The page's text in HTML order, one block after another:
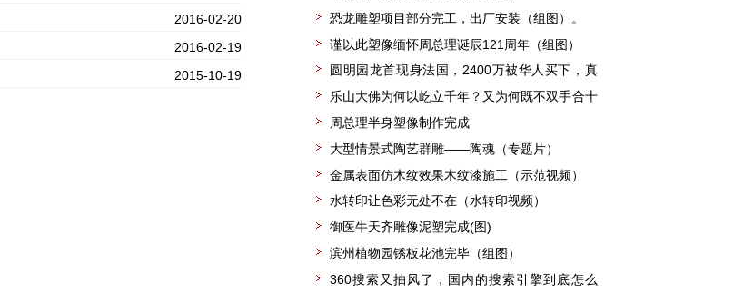
2016-02-20
2016-02-19
2015-10-19
恐龙雕塑项目部分完工，出厂安装（组图）。
谨以此塑像缅怀周总理诞辰121周年（组图）
圆明园龙首现身法国，2400万被华人买下，真
假难辨。
乐山大佛为何以屹立千年？又为何既不双手合十
也不打坐呢？
周总理半身塑像制作完成
大型情景式陶艺群雕——陶魂（专题片）
金属表面仿木纹效果木纹漆施工（示范视频）
水转印让色彩无处不在（水转印视频）
御医牛天齐雕像泥塑完成(图)
滨州植物园锈板花池完毕（组图）
360搜索又抽风了，国内的搜索引擎到底怎么